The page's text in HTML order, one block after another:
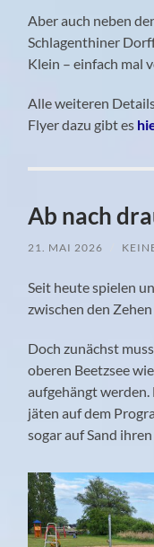
Aber auch neben
Schlagenthiner
Klein – einfach mal
Alle weiteren
Flyer dazu gibt es
Ab nach
21. MAI 2026
Seit heute spielen
zwischen den
Doch zunächst
oberen Beetzsee
aufgehängt
jäten auf dem
sogar auf Sand ihren